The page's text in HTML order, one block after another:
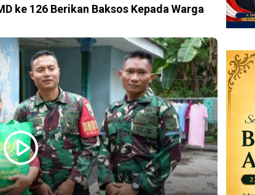
ke 126 Berikan Baksos Kepada Warga